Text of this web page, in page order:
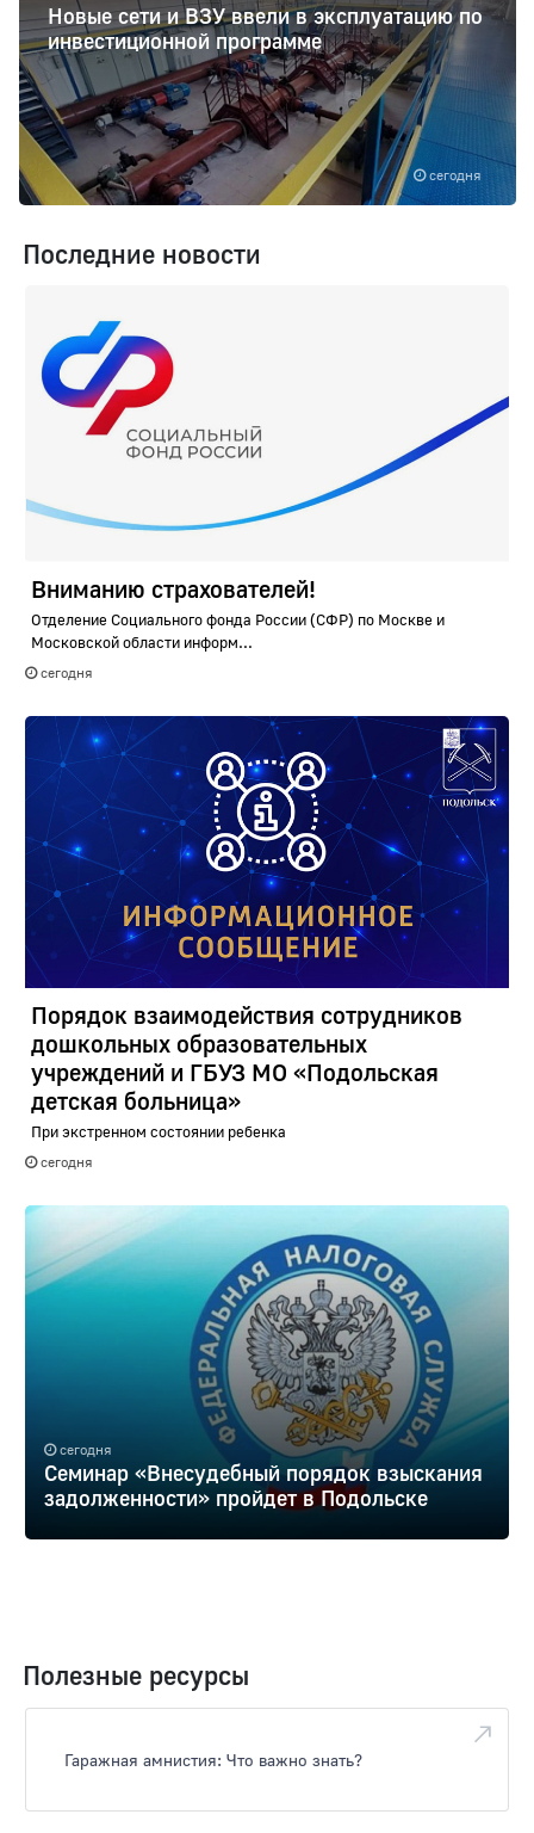
сегодня
Новые сети и ВЗУ ввели в эксплуатацию по
инвестиционной программе
Последние новости
Вниманию страхователей!
Отделение Социального фонда России (СФР) по Москве и
Московской области информ...
сегодня
Порядок взаимодействия сотрудников
дошкольных образовательных
учреждений и ГБУЗ МО «Подольская
детская больница»
При экстренном состоянии ребенка
сегодня
сегодня
Семинар «Внесудебный порядок взыскания
задолженности» пройдет в Подольске
Полезные ресурсы
Гаражная амнистия: Что важно знать?